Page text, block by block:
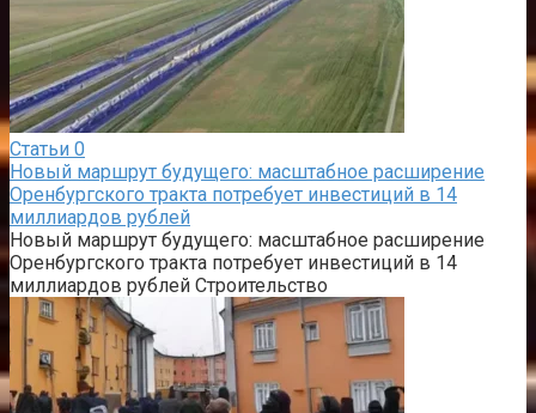
Статьи 0
Новый маршрут будущего: масштабное расширение
Оренбургского тракта потребует инвестиций в 14
миллиардов рублей
Новый маршрут будущего: масштабное расширение
Оренбургского тракта потребует инвестиций в 14
миллиардов рублей Строительство